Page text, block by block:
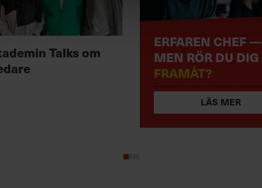
Talks om
ERFAREN CHEF —
MEN RÖR DU DIG
FRAMÅT?
LÄS MER